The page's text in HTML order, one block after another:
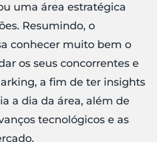
uma área estratégica
Resumindo, o
conhecer muito bem o
os seus concorrentes e
a fim de ter insights
a dia da área, além de
tecnológicos e as